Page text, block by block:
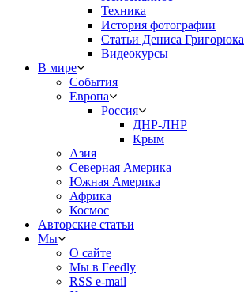
Техника
История фотографии
Статьи Дениса Григорюка
Видеокурсы
В мире
События
Европа
Россия
ДНР-ЛНР
Крым
Азия
Северная Америка
Южная Америка
Африка
Космос
Авторские статьи
Мы
О сайте
Мы в Feedly
RSS e-mail